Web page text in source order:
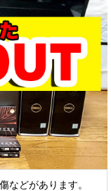
などがあります。